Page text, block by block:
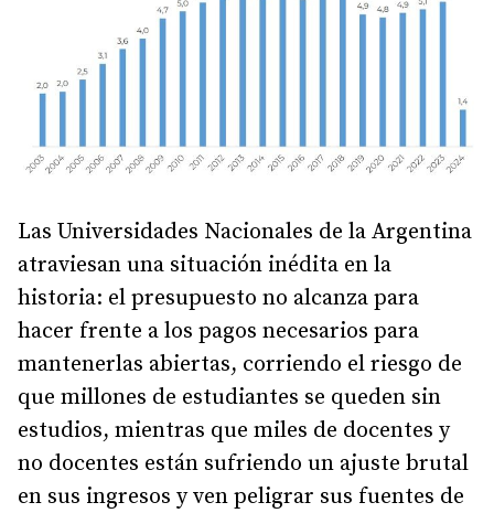
Las Universidades Nacionales de la Argentina
atraviesan una situación inédita en la
historia: el presupuesto no alcanza para
hacer frente a los pagos necesarios para
mantenerlas abiertas, corriendo el riesgo de
que millones de estudiantes se queden sin
estudios, mientras que miles de docentes y
no docentes están sufriendo un ajuste brutal
en sus ingresos y ven peligrar sus fuentes de